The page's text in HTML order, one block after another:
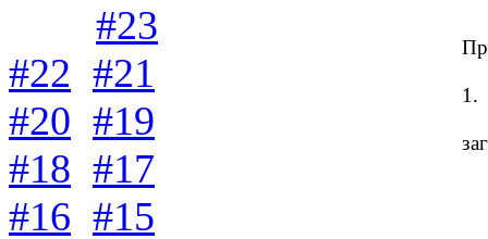
#23
#22 #21
#20 #19
#18 #17
#16 #15
1.